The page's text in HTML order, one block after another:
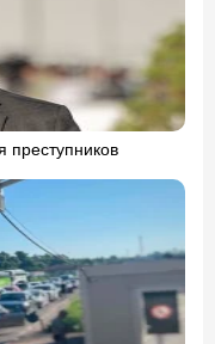
преступников